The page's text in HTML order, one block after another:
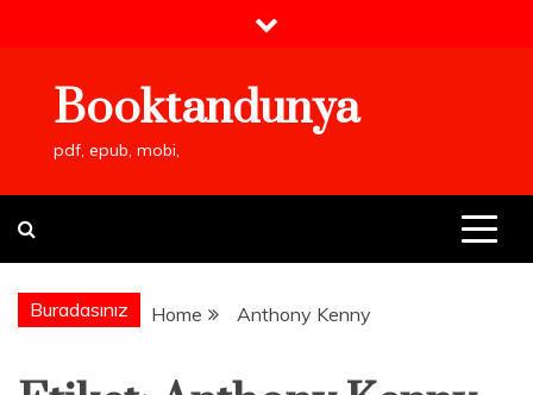
Booktandunya
pdf, epub, mobi,
Buradasınız Home Anthony Kenny